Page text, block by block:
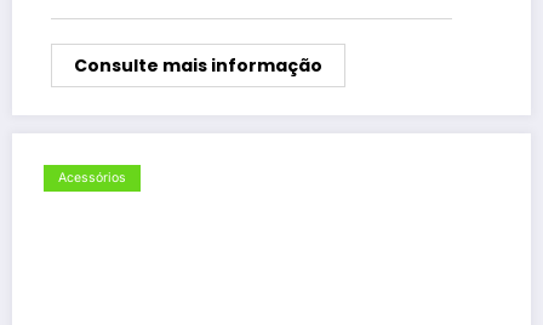
Consulte mais informação
Acessórios